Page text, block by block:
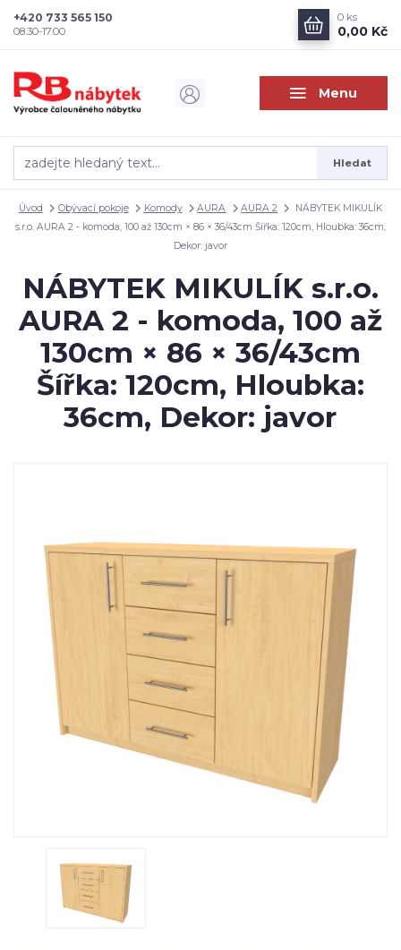
Menu
Hledat
+420 733 565 150
08.30-17.00
0 ks
0,00 Kč
Úvod Obývací pokoje Komody AURA AURA 2
NÁBYTEK MIKULÍK
s.r.o. AURA 2 - komoda, 100 až 130cm × 86 × 36/43cm Šířka: 120cm, Hloubka: 36cm,
Dekor: javor
NÁBYTEK MIKULÍK s.r.o.
AURA 2 - komoda, 100 až
130cm × 86 × 36/43cm
Šířka: 120cm, Hloubka:
36cm, Dekor: javor